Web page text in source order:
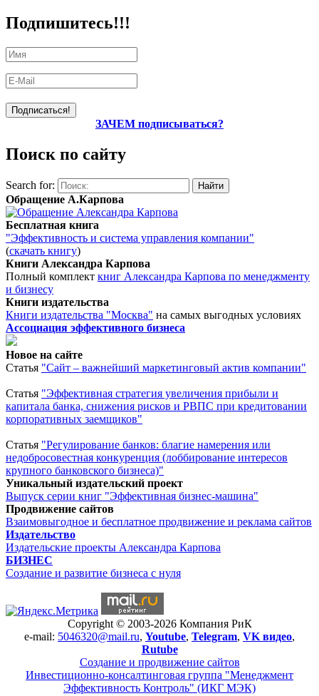
Подпишитесь!!!
ЗАЧЕМ подписываться?
Поиск по сайту
Search for:
Обращение А.Карпова
Бесплатная книга
"Эффективность и система управления компании"
(скачать книгу)
Книги Александра Карпова
Полный комплект книг Александра Карпова по менеджменту
и бизнесу
Книги издательства
Книги издательства "Москва" на самых выгодных условиях
Ассоциация эффективного бизнеса
Новое на сайте
Статья "Сайт – важнейший маркетинговый актив компании"
Статья "Эффективная стратегия увеличения прибыли и
капитала банка, снижения рисков и РВПС при кредитовании
корпоративных заемщиков"
Статья "Регулирование банков: благие намерения или
недобросовестная конкуренция (лоббирование интересов
крупного банковского бизнеса)"
Уникальный издательский проект
Выпуск серии книг "Эффективная бизнес-машина"
Продвижение сайтов
Взаимовыгодное и бесплатное продвижение и реклама сайтов
Издательство
Издательские проекты Александра Карпова
БИЗНЕС
Создание и развитие бизнеса с нуля
Copyright © 2003-2026 Компания РиК
e-mail: 5046320@mail.ru, Youtube, Telegram, VK видео,
Rutube
Создание и продвижение сайтов
Инвестиционно-консалтинговая группа "Менеджмент
Эффективность Контроль" (ИКГ МЭК)